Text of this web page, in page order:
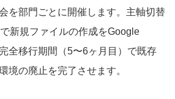
を部門ごとに開催します。主軸切替
新規ファイルの作成をGoogle
全移行期間（5〜6ヶ月目）で既存
境の廃止を完了させます。